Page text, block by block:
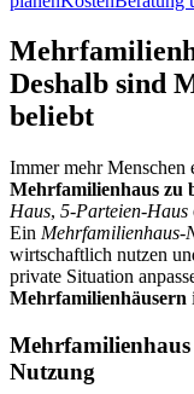
Deshalb sind
beliebt
Immer mehr Menschen
Mehrfamilienhaus zu
Haus, 5-Parteien-Haus
Ein Mehrfamilienhaus-
wirtschaftlich nutzen
private Situation
Mehrfamilienhäusern
Nutzung